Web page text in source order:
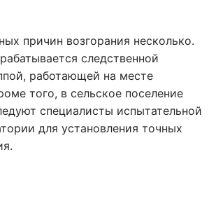
причин возгорания несколько.
следственной
работающей на месте
того, в сельское поселение
специалисты испытательной
для установления точных